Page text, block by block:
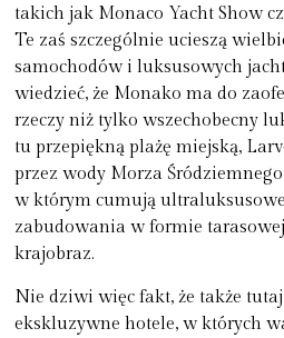
takich jak Monaco Yacht Show
Te zaś szczególnie ucieszą
samochodów i luksusowych
wiedzieć, że Monako ma do
rzeczy niż tylko wszechobecny
tu przepiękną plażę miejską,
przez wody Morza
w którym cumują
zabudowania w formie
krajobraz.
Nie dziwi więc fakt, że także
ekskluzywne hotele, w których